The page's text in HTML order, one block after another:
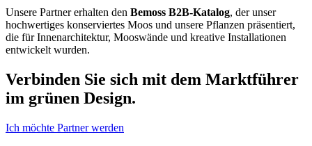
Unsere Partner erhalten den Bemoss B2B-Katalog, der unser
hochwertiges konserviertes Moos und unsere Pflanzen präsentiert,
die für Innenarchitektur, Mooswände und kreative Installationen
entwickelt wurden.
Verbinden Sie sich mit dem Marktführer
im grünen Design.
Ich möchte Partner werden